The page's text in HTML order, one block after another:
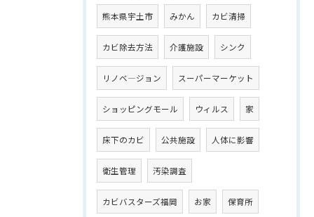
熊本県宇土市 みかん カビ清掃
カビ除去方法 介護施設 シンク
リノベ―ジョン スーパーマーケット
ショッピングモール ウィルス 家
床下のカビ 公共施設 人体に影響
衛生管理 汚染調査
カビバスターズ福岡 お家 保育所